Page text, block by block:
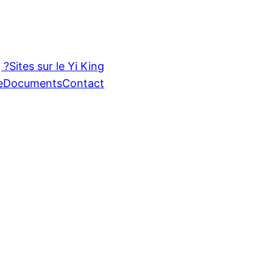
?Sites sur le Yi King
DocumentsContact